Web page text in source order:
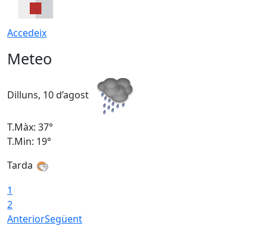
Accedeix
Meteo
Dilluns, 10 d’agost
T.Màx: 37°
T.Min: 19°
Tarda
1
2
AnteriorSegüent